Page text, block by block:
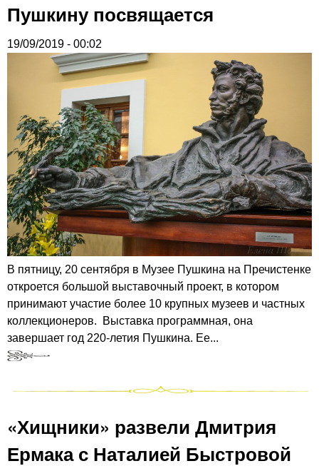
Пушкину посвящается
19/09/2019 - 00:02
В пятницу, 20 сентября в Музее Пушкина на Пречистенке
откроется большой выставочный проект, в котором
принимают участие более 10 крупных музеев и частных
коллекционеров. Выставка программная, она
завершает год 220-летия Пушкина. Ее...
«Хищники» развели Дмитрия
Ермака с Наталией Быстровой